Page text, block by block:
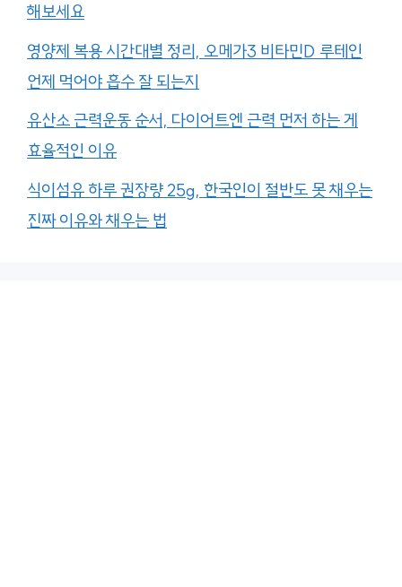
해보세요
영양제 복용 시간대별 정리, 오메가3 비타민D 루테인
언제 먹어야 흡수 잘 되는지
유산소 근력운동 순서, 다이어트엔 근력 먼저 하는 게
효율적인 이유
식이섬유 하루 권장량 25g, 한국인이 절반도 못 채우는
진짜 이유와 채우는 법